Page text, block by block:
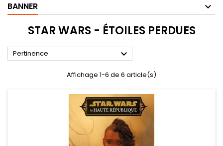
BANNER
STAR WARS - ÉTOILES PERDUES
Pertinence 
Affichage 1-6 de 6 article(s)